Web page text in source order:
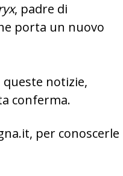
, padre di
porta un nuovo
notizie,
conferma.
per conoscerle